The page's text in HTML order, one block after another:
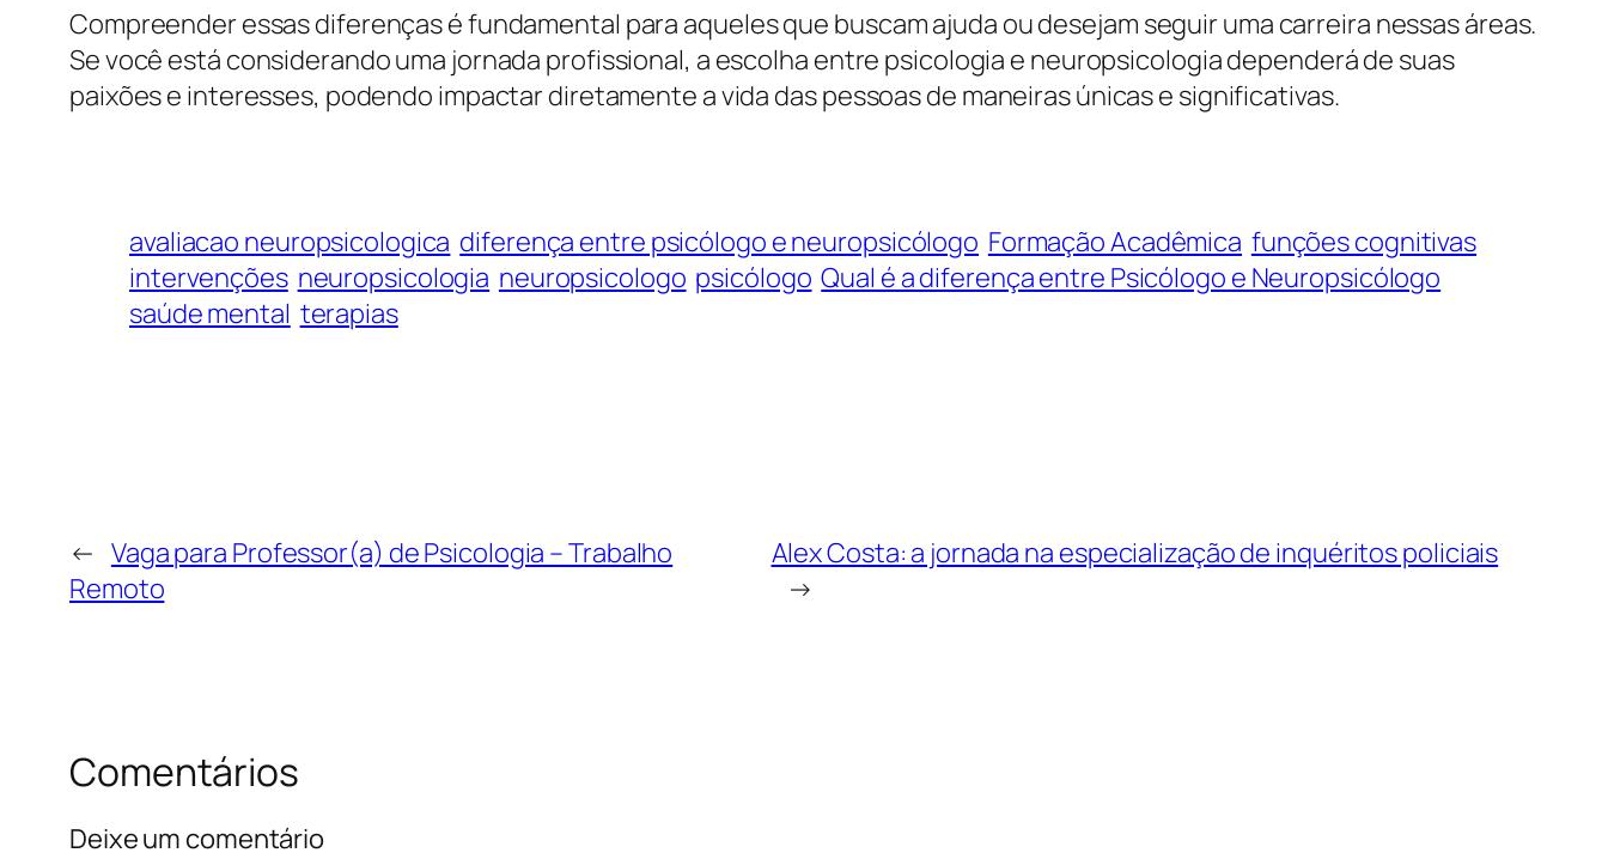
Compreender essas diferenças é fundamental para aqueles que buscam ajuda ou desejam seguir uma carreira nessas áreas.
Se você está considerando uma jornada profissional, a escolha entre psicologia e neuropsicologia dependerá de suas
paixões e interesses, podendo impactar diretamente a vida das pessoas de maneiras únicas e significativas.
avaliacao neuropsicologica diferença entre psicólogo e neuropsicólogo Formação Acadêmica funções cognitivas
intervenções neuropsicologia neuropsicologo psicólogo Qual é a diferença entre Psicólogo e Neuropsicólogo
saúde mental terapias
← Vaga para Professor(a) de Psicologia – Trabalho
Remoto
Alex Costa: a jornada na especialização de inquéritos policiais
→
Comentários
Deixe um comentário